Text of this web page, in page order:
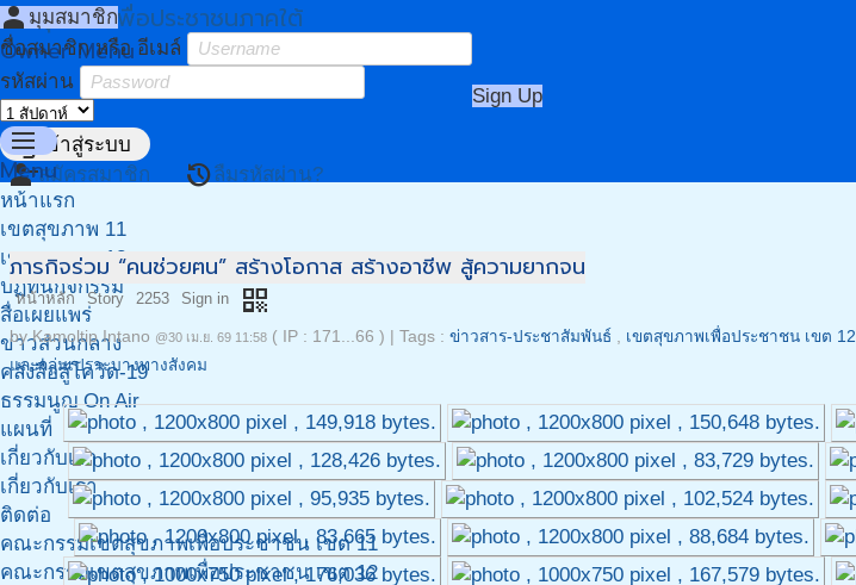
เขตสุขภาพเพื่อประชาชนภาคใต้
Owner Menu
person มุมสมาชิก
ชื่อสมาชิก หรือ อีเมล์
รหัสผ่าน
login เข้าสู่ระบบ
person_addสมัครสมาชิก restoreลืมรหัสผ่าน?
Sign Up
menu
Menu
หน้าแรก
เขตสุขภาพ 11
เขตสุขภาพ 12
ปฏิทินกิจกรรม
สื่อเผยแพร่
ข่าวส่วนกลาง
คลังสื่อสู้โควิด-19
ธรรมนูญ On Air
แผนที่
เกี่ยวกับเรา
เกี่ยวกับเรา
ติดต่อ
คณะกรรมเขตสุขภาพเพื่อประชาชน เขต 11
คณะกรรมเขตสุขภาพเพื่อประชาชน เขต 12
ภารกิจร่วม “คนช่วยฅน” สร้างโอกาส สร้างอาชีพ สู้ความยากจน
หน้าหลัก Story 2253 Sign in qr_code
byKamoltip Intano @30 เม.ย. 69 11:58 ( IP : 171...66 ) Tags : ข่าวสาร-ประชาสัมพันธ์ , เขตสุขภาพเพื่อประชาชน เขต 12
และกลุ่มเปราะบางทางสังคม